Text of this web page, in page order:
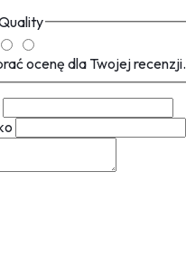
ocenę dla Twojej recenzji.